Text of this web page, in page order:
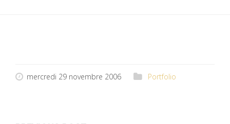
mercredi 29 novembre 2006 Portfolio